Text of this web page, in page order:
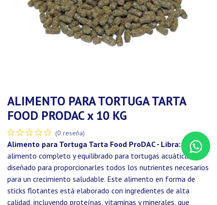
ALIMENTO PARA TORTUGA TARTA
FOOD PRODAC x 10 KG
(0 reseña)
Alimento para Tortuga Tarta Food ProDAC - Libra: Es un
alimento completo y equilibrado para tortugas acuáticas,
diseñado para proporcionarles todos los nutrientes necesarios
para un crecimiento saludable. Este alimento en forma de
sticks flotantes está elaborado con ingredientes de alta
calidad, incluyendo proteínas, vitaminas y minerales, que